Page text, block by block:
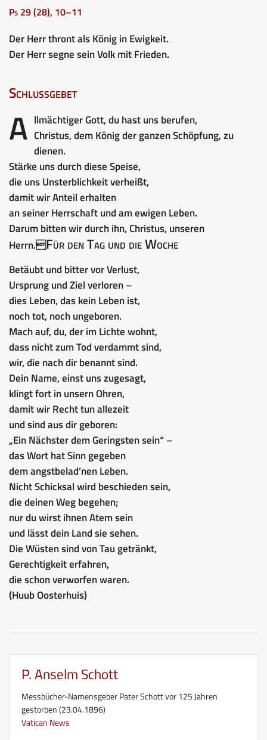
Ps 29 (28), 10–11
Der Herr thront als König in Ewigkeit.
Der Herr segne sein Volk mit Frieden.
Schlussgebet
A llmächtiger Gott, du hast uns berufen,
Christus, dem König der ganzen Schöpfung, zu
dienen.
Stärke uns durch diese Speise,
die uns Unsterblichkeit verheißt,
damit wir Anteil erhalten
an seiner Herrschaft und am ewigen Leben.
Darum bitten wir durch ihn, Christus, unseren
Herrn.Für den Tag und die Woche
Betäubt und bitter vor Verlust,
Ursprung und Ziel verloren –
dies Leben, das kein Leben ist,
noch tot, noch ungeboren.
Mach auf, du, der im Lichte wohnt,
dass nicht zum Tod verdammt sind,
wir, die nach dir benannt sind.
Dein Name, einst uns zugesagt,
klingt fort in unsern Ohren,
damit wir Recht tun allezeit
und sind aus dir geboren:
„Ein Nächster dem Geringsten sein“ –
das Wort hat Sinn gegeben
dem angstbelad’nen Leben.
Nicht Schicksal wird beschieden sein,
die deinen Weg begehen;
nur du wirst ihnen Atem sein
und lässt dein Land sie sehen.
Die Wüsten sind von Tau getränkt,
Gerechtigkeit erfahren,
die schon verworfen waren.
(Huub Oosterhuis)
P. Anselm Schott
Messbücher-Namensgeber Pater Schott vor 125 Jahren
gestorben (23.04.1896)
Vatican News